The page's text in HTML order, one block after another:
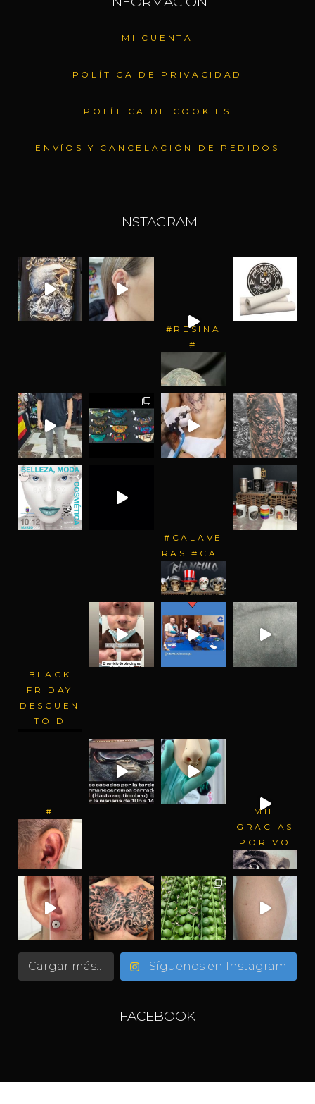
MI CUENTA
POLÍTICA DE PRIVACIDAD
POLÍTICA DE COOKIES
ENVÍOS Y CANCELACIÓN DE PEDIDOS
INSTAGRAM
#RESINA
#
#CALAVE
RAS #CAL
BLACK
FRIDAY
DESCUEN
TO D
#
MIL
GRACIAS
POR VO
Cargar más… Síguenos en Instagram
FACEBOOK